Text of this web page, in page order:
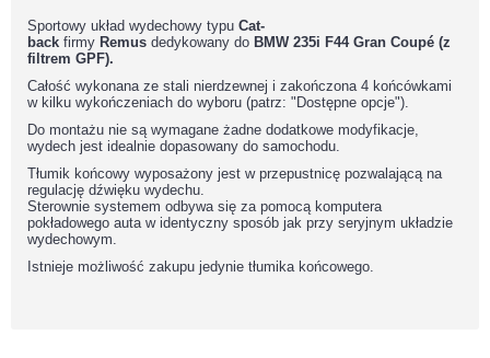
Sportowy układ wydechowy typu Cat-
back firmy Remus dedykowany do BMW 235i F44 Gran Coupé (z
filtrem GPF).
Całość wykonana ze stali nierdzewnej i zakończona 4 końcówkami
w kilku wykończeniach do wyboru (patrz: "Dostępne opcje").
Do montażu nie są wymagane żadne dodatkowe modyfikacje,
wydech jest idealnie dopasowany do samochodu.
Tłumik końcowy wyposażony jest w przepustnicę pozwalającą na
regulację dźwięku wydechu.
Sterownie systemem odbywa się za pomocą komputera
pokładowego auta w identyczny sposób jak przy seryjnym układzie
wydechowym.
Istnieje możliwość zakupu jedynie tłumika końcowego.